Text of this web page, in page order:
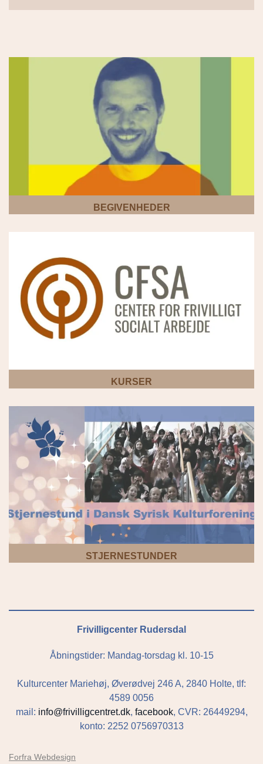
BEGIVENHEDER
KURSER
STJERNESTUNDER
Frivilligcenter Rudersdal
Åbningstider: Mandag-torsdag kl. 10-15
Kulturcenter Mariehøj, Øverødvej 246 A, 2840 Holte, tlf:
4589 0056
mail: info@frivilligcentret.dk, facebook, CVR: 26449294,
konto: 2252 0756970313
Forfra Webdesign